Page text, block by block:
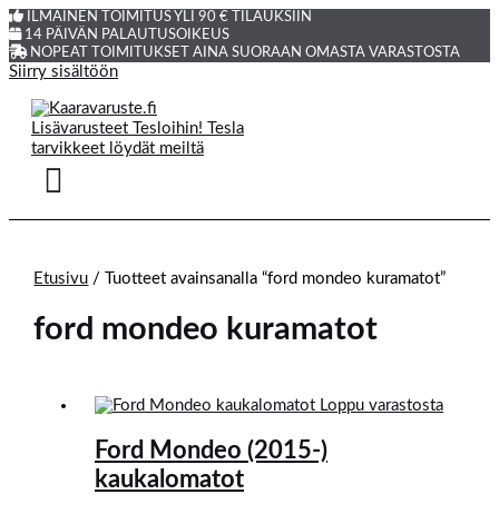
ILMAINEN TOIMITUS YLI 90 € TILAUKSIIN
14 PÄIVÄN PALAUTUSOIKEUS
NOPEAT TOIMITUKSET AINA SUORAAN OMASTA VARASTOSTA
Siirry sisältöön
Etusivu / Tuotteet avainsanalla “ford mondeo kuramatot”
ford mondeo kuramatot
Loppu varastosta
Ford Mondeo (2015-)
kaukalomatot